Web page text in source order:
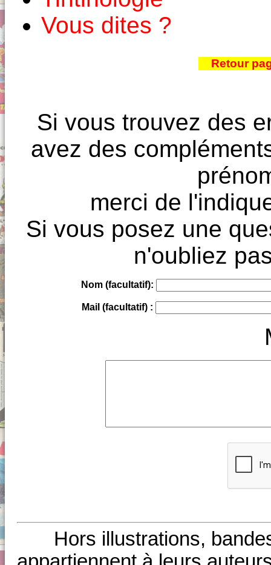
Vous dites ?
Retour
Si vous trouvez des
avez des
merci de
Si vous posez une
n'oubliez
Nom (facultatif):
Mail (facultatif) :
Hors illustrations,